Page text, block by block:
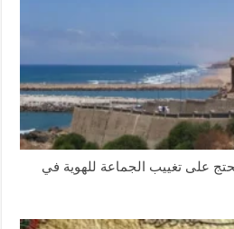
على تغييب الجماعة للهوية في